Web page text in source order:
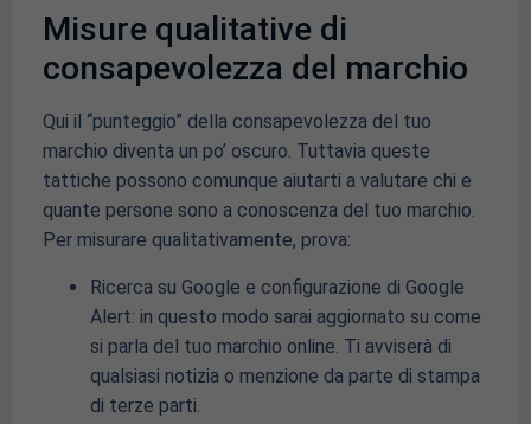
Misure qualitative di
consapevolezza del marchio
Qui il “punteggio” della consapevolezza del tuo
marchio diventa un po’ oscuro. Tuttavia queste
tattiche possono comunque aiutarti a valutare chi e
quante persone sono a conoscenza del tuo marchio.
Per misurare qualitativamente, prova:
Ricerca su Google e configurazione di Google
Alert: in questo modo sarai aggiornato su come
si parla del tuo marchio online. Ti avviserà di
qualsiasi notizia o menzione da parte di stampa
di terze parti.